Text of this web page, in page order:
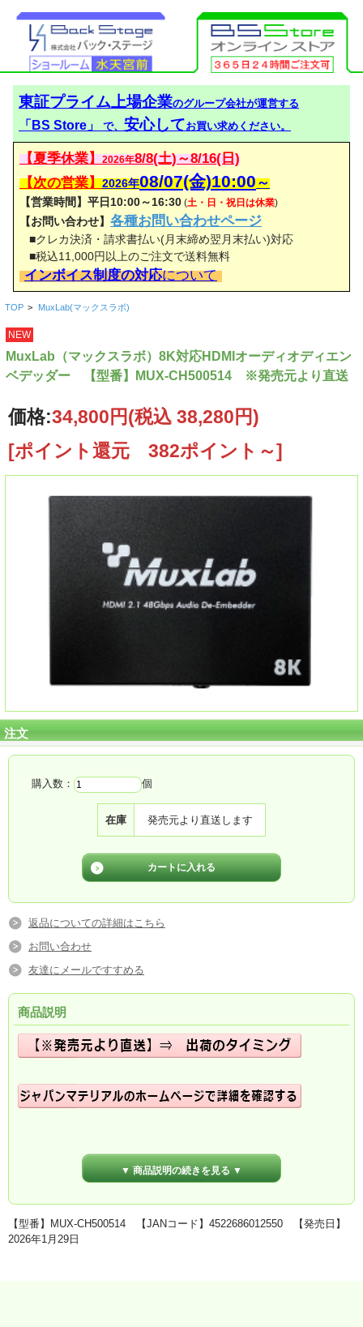
東証プライム上場企業のグループ会社が運営する
「BS Store」 で、 安心してお買い求めください。
【夏季休業】2026年8/8(土)～8/16(日)
【次の営業】2026年08/07(金)10:00～
【営業時間】平日10:00～16:30 (土・日・祝日は休業)
【お問い合わせ】 各種お問い合わせページ
■クレカ決済・請求書払い(月末締め翌月末払い)対応
■税込11,000円以上のご注文で送料無料
インボイス制度の対応について
TOP > MuxLab(マックスラボ)
NEW
MuxLab（マックスラボ）8K対応HDMIオーディオディエン
ベデッダー 【型番】MUX-CH500514 ※発売元より直送
価格:34,800円(税込 38,280円)
[ポイント還元 382ポイント～]
注文
購入数： 個
在庫 発売元より直送します
返品についての詳細はこちら
お問い合わせ
友達にメールですすめる
商品説明
▼ 商品説明の続きを見る ▼
【型番】MUX-CH500514 【JANコード】4522686012550 【発売日】
2026年1月29日